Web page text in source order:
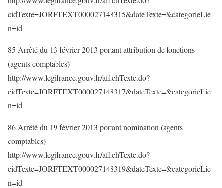
cidTexte=JORFTEXT000027148315&dateTexte=&categorieLie
n=id
85 Arrêté du 13 février 2013 portant attribution de fonctions
(agents comptables)
http://www.legifrance.gouv.fr/affichTexte.do?
cidTexte=JORFTEXT000027148317&dateTexte=&categorieLie
n=id
86 Arrêté du 19 février 2013 portant nomination (agents
comptables)
http://www.legifrance.gouv.fr/affichTexte.do?
cidTexte=JORFTEXT000027148319&dateTexte=&categorieLie
n=id